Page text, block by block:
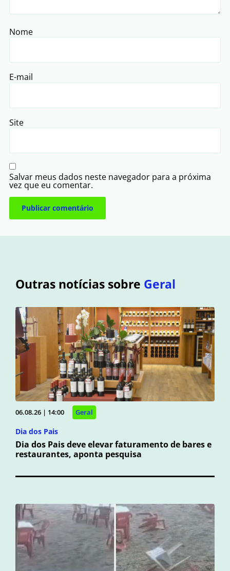
Nome
E-mail
Site
Salvar meus dados neste navegador para a próxima
vez que eu comentar.
Outras notícias sobre Geral
06.08.26 | 14:00 Geral
Dia dos Pais
Dia dos Pais deve elevar faturamento de bares e
restaurantes, aponta pesquisa